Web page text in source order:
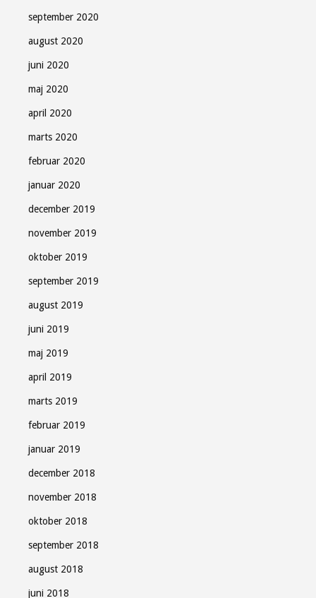
september 2020
august 2020
juni 2020
maj 2020
april 2020
marts 2020
februar 2020
januar 2020
december 2019
november 2019
oktober 2019
september 2019
august 2019
juni 2019
maj 2019
april 2019
marts 2019
februar 2019
januar 2019
december 2018
november 2018
oktober 2018
september 2018
august 2018
juni 2018